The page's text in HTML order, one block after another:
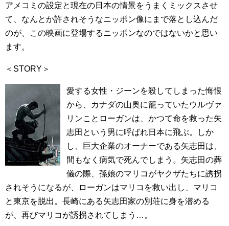
アメコミの設定と現在の日本の情景をうまくミックスさせ
て、なんとか許されそうなニッポン像にまで落とし込んだ
のが、この映画に登場するニッポンなのではないかと思い
ます。
＜STORY＞
愛する女性・ジーンを殺してしまった悔恨
から、カナダの山奥に籠っていたウルヴァ
リンことローガンは、かつて命を救った矢
志田という男に呼ばれ日本に飛ぶ。しか
し、巨大企業のオーナーである矢志田は、
間もなく病気で死んでしまう。矢志田の葬
儀の際、孫娘のマリコがヤクザたちに誘拐
されそうになるが、ローガンはマリコを救い出し、マリコ
と東京を脱出。長崎にある矢志田家の別荘に身を潜める
が、再びマリコが誘拐されてしまう…。